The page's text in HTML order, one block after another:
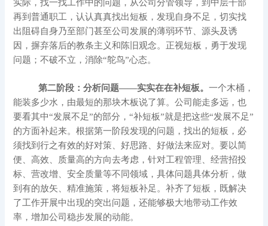
实际，找一找工作中的问题，从公司分管领导，到中层干部
再到普通职工，认认真真找出短板，发现自身不足，切实找
出阻碍自身乃至部门甚至公司发展的薄弱环节、源头及诱
因，摒弃落后的教条主义和陈旧观念。正视短板，勇于发现
问题；不破不立，消除“鸵鸟”心态。
第二阶段：分析问题——实实在在补短板。一个木桶，
能装多少水，由最短的那块木板说了算。公司能走多远，也
要看其中“发展不足”的部分，“补短板”就是把这些“发展不足”
的方面补起来。根据第一阶段发现的问题，找出的短板，必
须找到行之有效的好对策、好思路、好做法来应对。要以简
便、高效、质量高的方向去考虑，针对工程管理、经营招投
标、营改增、安全质量等不同领域，具体问题具体分析，做
到有的放矢、精准施策，将短板补足。补齐了短板，既解决
了工作开展中出现的突出问题，还能够极大地带动工作效
率，增加公司稳步发展的动能。